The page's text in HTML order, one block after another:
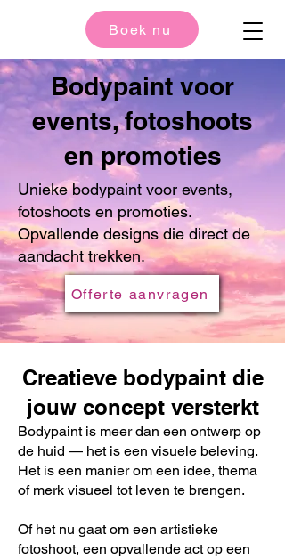
Boek nu
Bodypaint voor
events, fotoshoots
en promoties
Unieke bodypaint voor events,
fotoshoots en promoties.
Opvallende designs die direct de
aandacht trekken.
Offerte aanvragen
Creatieve bodypaint die
jouw concept versterkt
Bodypaint is meer dan een ontwerp op
de huid — het is een visuele beleving.
Het is een manier om een idee, thema
of merk visueel tot leven te brengen.
Of het nu gaat om een artistieke
fotoshoot, een opvallende act op een